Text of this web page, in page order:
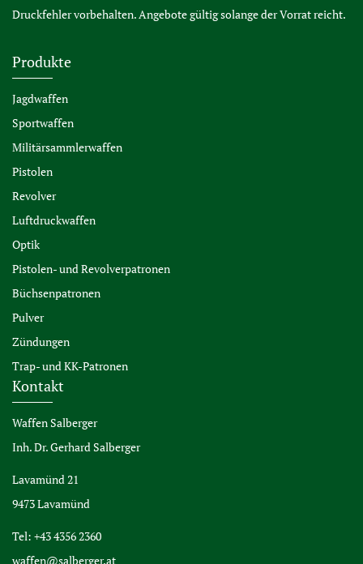
Druckfehler vorbehalten. Angebote gültig solange der Vorrat reicht.
Produkte
Jagdwaffen
Sportwaffen
Militärsammlerwaffen
Pistolen
Revolver
Luftdruckwaffen
Optik
Pistolen- und Revolverpatronen
Büchsenpatronen
Pulver
Zündungen
Trap- und KK-Patronen
Kontakt
Waffen Salberger
Inh. Dr. Gerhard Salberger
Lavamünd 21
9473 Lavamünd
Tel: +43 4356 2360
waffen@salberger.at